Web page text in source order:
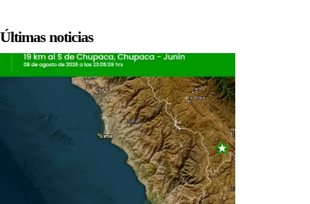
Últimas noticias